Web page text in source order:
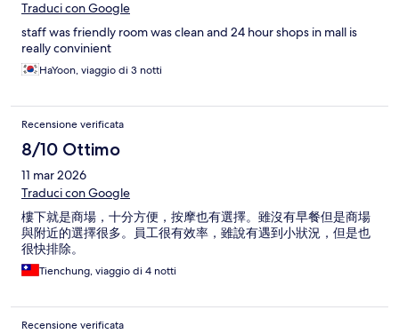
Traduci con Google
staff was friendly room was clean and 24 hour shops in mall is
really convinient
HaYoon, viaggio di 3 notti
Recensione verificata
8/10 Ottimo
11 mar 2026
Traduci con Google
樓下就是商場，十分方便，按摩也有選擇。雖沒有早餐但是商場
與附近的選擇很多。員工很有效率，雖說有遇到小狀況，但是也
很快排除。
Tienchung, viaggio di 4 notti
Recensione verificata